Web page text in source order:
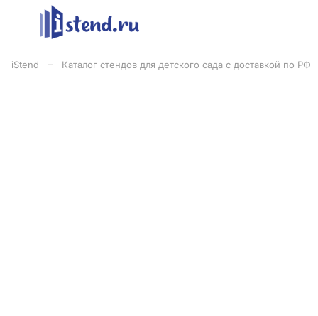
iStend Каталог стендов для детского сада с доставкой по РФ